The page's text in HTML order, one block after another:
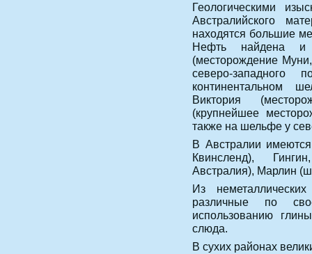
Геологическими
Австралийского
находятся большие
Нефть найдена и
(месторождение
северо-
континентальном
Виктория
(крупнейшее
также на шельфе у
В Австралии
Квинсленд),
Австралия), Марлин
Из
различные по
использованию
слюда.
В сухих районах